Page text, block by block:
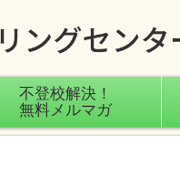
不登校解決！
無料メルマガ